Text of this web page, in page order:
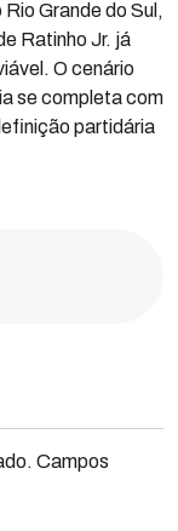
Grande do Sul,
Ratinho Jr. já
O cenário
se completa com
partidária
Campos